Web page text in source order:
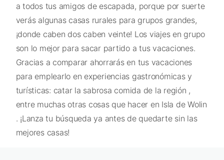
a todos tus amigos de escapada, porque por suerte
verás algunas casas rurales para grupos grandes,
¡donde caben dos caben veinte! Los viajes en grupo
son lo mejor para sacar partido a tus vacaciones.
Gracias a comparar ahorrarás en tus vacaciones
para emplearlo en experiencias gastronómicas y
turísticas: catar la sabrosa comida de la región ,
entre muchas otras cosas que hacer en Isla de Wolin
. ¡Lanza tu búsqueda ya antes de quedarte sin las
mejores casas!